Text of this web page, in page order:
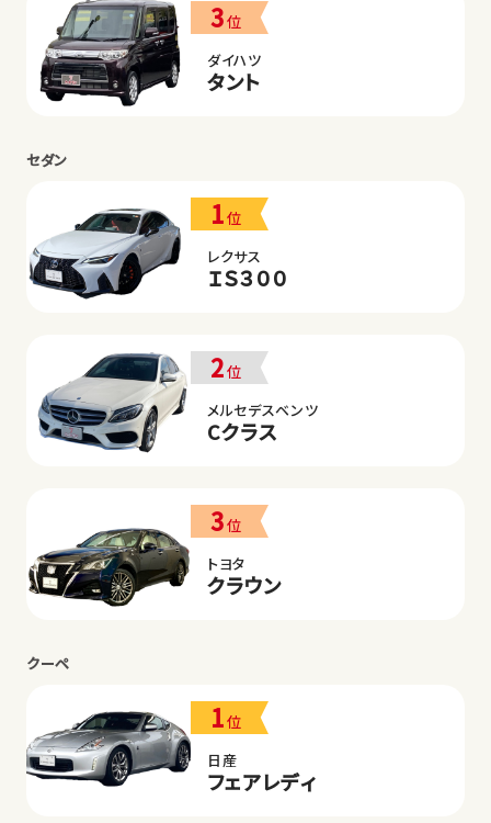
3位
ダイハツ
タント
セダン
1位
レクサス
ＩＳ３００
2位
メルセデスベンツ
Cクラス
3位
トヨタ
クラウン
クーペ
1位
日産
フェアレディ